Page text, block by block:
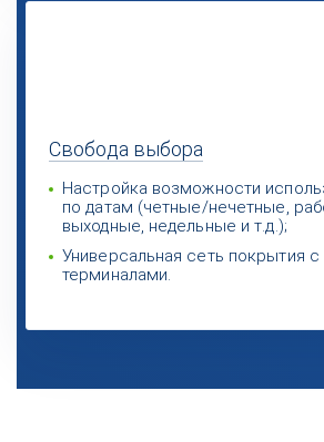
Свобода выбора
Настройка возможности
по датам (четные/нечетные,
выходные, недельные и т.д.);
Универсальная сеть покрытия с
терминалами.